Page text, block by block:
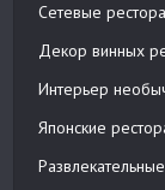
Сетевые
Декор винных
Интерьер
Японские